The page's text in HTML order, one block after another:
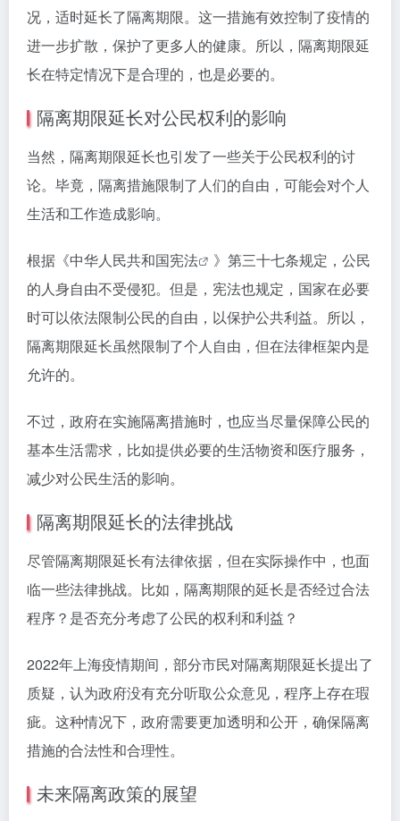
况，适时延长了隔离期限。这一措施有效控制了疫情的
进一步扩散，保护了更多人的健康。所以，隔离期限延
长在特定情况下是合理的，也是必要的。
隔离期限延长对公民权利的影响
当然，隔离期限延长也引发了一些关于公民权利的讨
论。毕竟，隔离措施限制了人们的自由，可能会对个人
生活和工作造成影响。
根据《中华人民共和国宪法
》第三十七条规定，公民
的人身自由不受侵犯。但是，宪法也规定，国家在必要
时可以依法限制公民的自由，以保护公共利益。所以，
隔离期限延长虽然限制了个人自由，但在法律框架内是
允许的。
不过，政府在实施隔离措施时，也应当尽量保障公民的
基本生活需求，比如提供必要的生活物资和医疗服务，
减少对公民生活的影响。
隔离期限延长的法律挑战
尽管隔离期限延长有法律依据，但在实际操作中，也面
临一些法律挑战。比如，隔离期限的延长是否经过合法
程序？是否充分考虑了公民的权利和利益？
2022年上海疫情期间，部分市民对隔离期限延长提出了
质疑，认为政府没有充分听取公众意见，程序上存在瑕
疵。这种情况下，政府需要更加透明和公开，确保隔离
措施的合法性和合理性。
未来隔离政策的展望